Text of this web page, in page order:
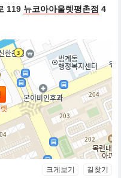
119 뉴코아아울렛평촌점 4
크게보기 길찾기